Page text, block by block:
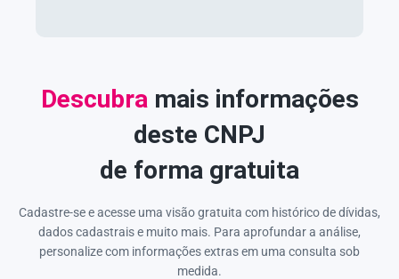
Descubramais informações
deste CNPJ
de forma gratuita
Cadastre-se e acesse uma visão gratuita com histórico de dívidas,
dados cadastrais e muito mais. Para aprofundar a análise,
personalize com informações extras em uma consulta sob
medida.